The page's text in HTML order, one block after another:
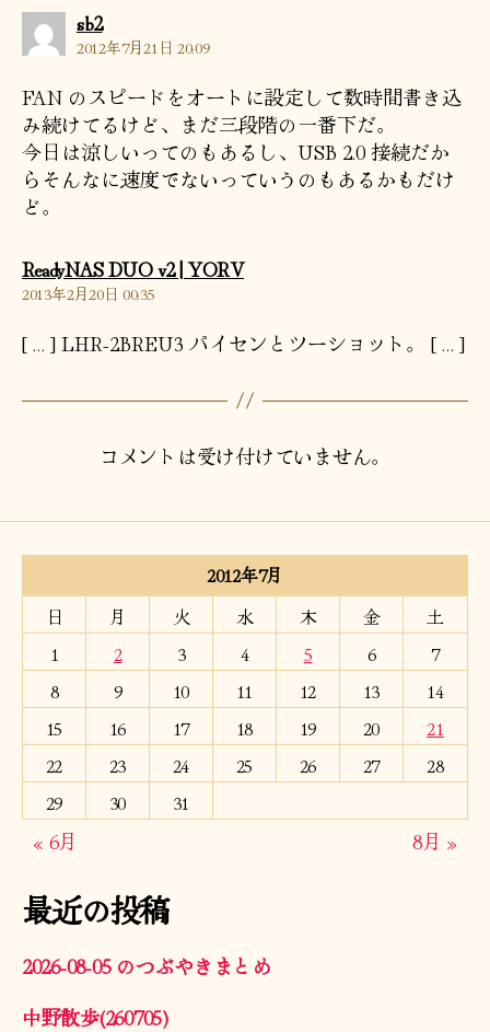
sb2の
発
言:
2012年7月21日 20:09
FAN のスピードをオートに設定して数時間書き込
み続けてるけど、まだ三段階の一番下だ。
今日は涼しいってのもあるし、USB 2.0 接続だか
らそんなに速度でないっていうのもあるかもだけ
ど。
ReadyNAS DUO v2 | YORVの
発
2013年2月20日 00:35
[…] LHR-2BREU3 パイセンとツーショット。 […]
コメントは受け付けていません。
2012年7月
日
月 火 水 木 金
土
1
2 3 4 5 6
7
8
9 10 11 12 13
14
15
16 17 18 19 20
21
22
23 24 25 26 27
28
29
30 31
« 6月 8月 »
最近の投稿
2026-08-05 のつぶやきまとめ
中野散歩(260705)